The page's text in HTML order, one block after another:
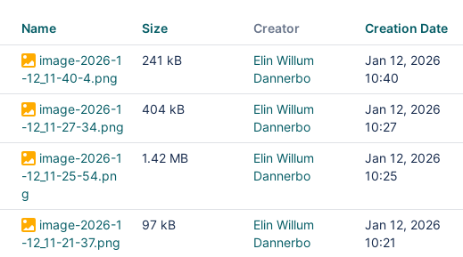
Name Size Creator Creation Date
image-2026-1
-12_11-40-4.png
241 kB
Elin Willum
Dannerbo
Jan 12, 2026
10:40
image-2026-1
-12_11-27-34.png
404 kB
Elin Willum
Dannerbo
Jan 12, 2026
10:27
image-2026-1
-12_11-25-54.pn
g
1.42 MB
Elin Willum
Dannerbo
Jan 12, 2026
10:25
image-2026-1
-12_11-21-37.png
97 kB
Elin Willum
Dannerbo
Jan 12, 2026
10:21